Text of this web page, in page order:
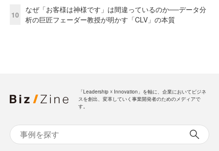
10
なぜ「お客様は神様です」は間違っているのか──データ分
析の巨匠フェーダー教授が明かす「CLV」の本質
「Leadership ☓ Innovation」を軸に、企業においてビジネ
スを創出、変革していく事業開発者のためのメディアで
す。